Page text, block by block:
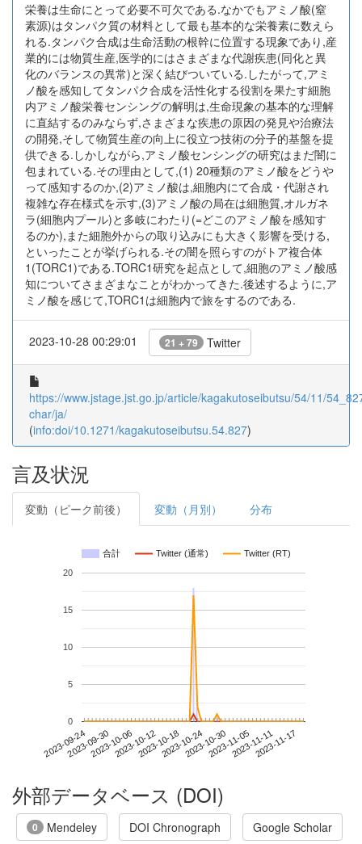
栄養は生命にとって必要不可欠である.なかでもアミノ酸(窒
素源)はタンパク質の材料として最も基本的な栄養素に数えら
れる.タンパク合成は生命活動の根幹に位置する現象であり,産
業的には物質生産,医学的にはさまざまな代謝疾患(同化と異
化のバランスの異常)と深く結びついている.したがって,アミ
ノ酸を感知してタンパク合成を活性化する役割を果たす細胞
内アミノ酸栄養センシングの解明は,生命現象の基本的な理解
に直結するのみならず,さまざまな疾患の原因の発見や治療法
の開発,そして物質生産の向上に役立つ技術の分子的基盤を提
供できる.しかしながら,アミノ酸センシングの研究はまだ闇に
包まれている.その理由として,(1) 20種類のアミノ酸をどうや
って感知するのか,(2)アミノ酸は,細胞内にて合成・代謝され
複雑な存在様式を示す,(3)アミノ酸の局在は細胞質,オルガネ
ラ(細胞内プール)と多岐にわたり(=どこのアミノ酸を感知す
るのか),また細胞外からの取り込みにも大きく影響を受ける,
といったことが挙げられる.その闇を照らすのがトア複合体
1(TORC1)である.TORC1研究を起点として,細胞のアミノ酸感
知についてさまざまなことがわかってきた.後述するように,ア
ミノ酸を感じて,TORC1は細胞内で旅をするのである.
2023-10-28 00:29:01 21 + 79 Twitter
https://www.jstage.jst.go.jp/article/kagakutoseibutsu/54/11/
char/ja/
(info:doi/10.1271/kagakutoseibutsu.54.827)
言及状況
変動（ピーク前後） 変動（月別） 分布
合計 Twitter (通常) Twitter (RT)
2023-09-242023-09-302023-10-062023-10-122023-10-182023-10-242023-10-302023-11-052023-11-112023-11-17
0
5
10
15
20
外部データベース (DOI)
0 Mendeley DOI Chronograph Google Scholar